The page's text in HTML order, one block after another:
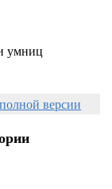
умниц
версии